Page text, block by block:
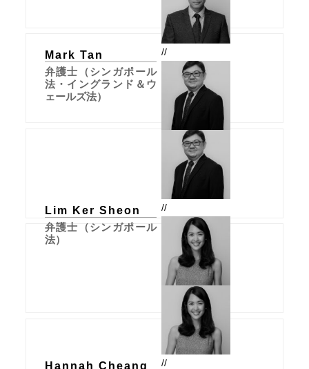
Mark Tan
弁護士（シンガポール
法・イングランド＆ウ
ェールズ法）
//
Lim Ker Sheon
弁護士（シンガポール
法）
//
Hannah Cheang
//